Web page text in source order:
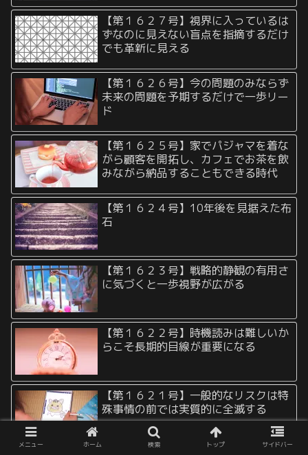
【第１６２７号】視界に入っているは
ずなのに見えない盲点を指摘するだけ
でも革新に見える
【第１６２６号】今の問題のみならず
未来の問題を予期するだけで一歩リー
ド
【第１６２５号】家でパジャマを着な
がら顧客を開拓し、カフェでお茶を飲
みながら納品することもできる時代
【第１６２４号】10年後を見据えた布
石
【第１６２３号】戦略的静観の有用さ
に気づくと一歩視野が広がる
【第１６２２号】時機読みは難しいか
らこそ長期的目線が重要になる
【第１６２１号】一般的なリスクは特
殊事情の前では実質的に全滅する
メニュー ホーム 検索 トップ サイドバー